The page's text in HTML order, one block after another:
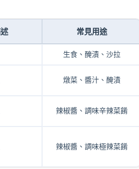
常見用途
生食、醃漬、沙拉
燉菜、醬汁、醃漬
辣椒醬、調味辛辣菜餚
辣椒醬、調味極辣菜餚